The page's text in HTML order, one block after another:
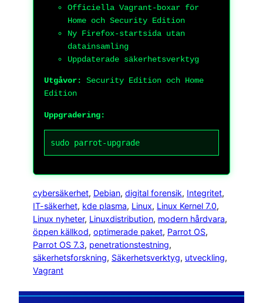
Officiella Vagrant-boxar för
Home och Security Edition
Ny Firefox-startsida utan
datainsamling
Uppdaterade säkerhetsverktyg
Utgåvor:
Security Edition och Home
Edition
Uppgradering:
sudo parrot-upgrade
cybersäkerhet, Debian, digital forensik, Integritet
IT-säkerhet, kde plasma, Linux, Linux Kernel 7.0
Linux nyheter, Linuxdistribution, modern hårdvara
öppen källkod, optimerade paket, Parrot OS
Parrot OS 7.3, penetrationstestning
säkerhetsforskning, Säkerhetsverktyg, utveckling
Vagrant